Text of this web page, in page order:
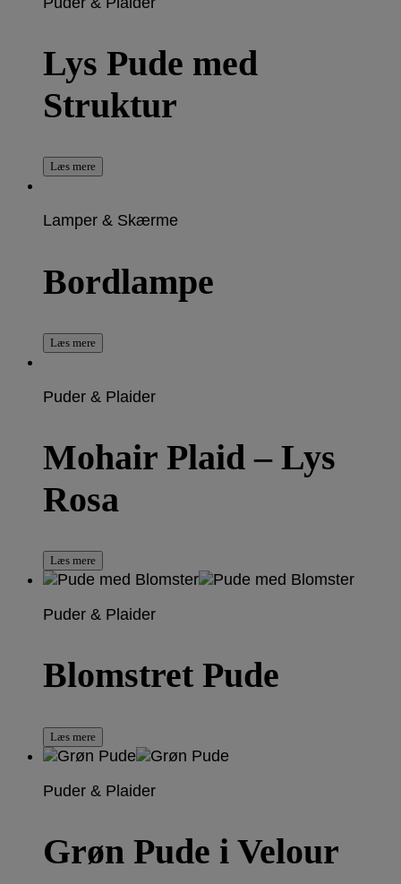
Lys Pude med
Struktur
Læs mere
Lamper & Skærme
Bordlampe
Læs mere
Puder & Plaider
Mohair Plaid – Lys
Rosa
Læs mere
Puder & Plaider
Blomstret Pude
Læs mere
Puder & Plaider
Grøn Pude i Velour